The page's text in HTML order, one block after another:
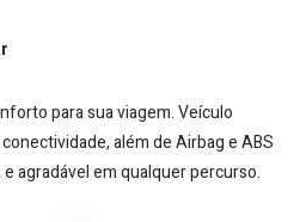
para sua viagem. Veículo
além de Airbag e ABS
agradável em qualquer percurso.